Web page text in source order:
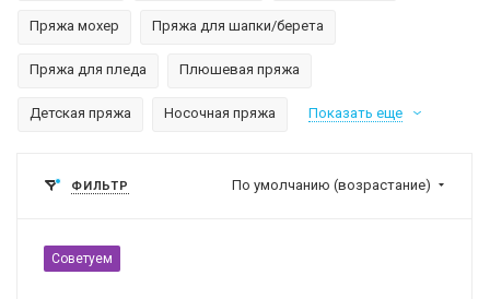
Пряжа мохер Пряжа для шапки/берета
Пряжа для пледа Плюшевая пряжа
Детская пряжа Носочная пряжа Показать еще
ФИЛЬТР По умолчанию (возрастание)
Советуем